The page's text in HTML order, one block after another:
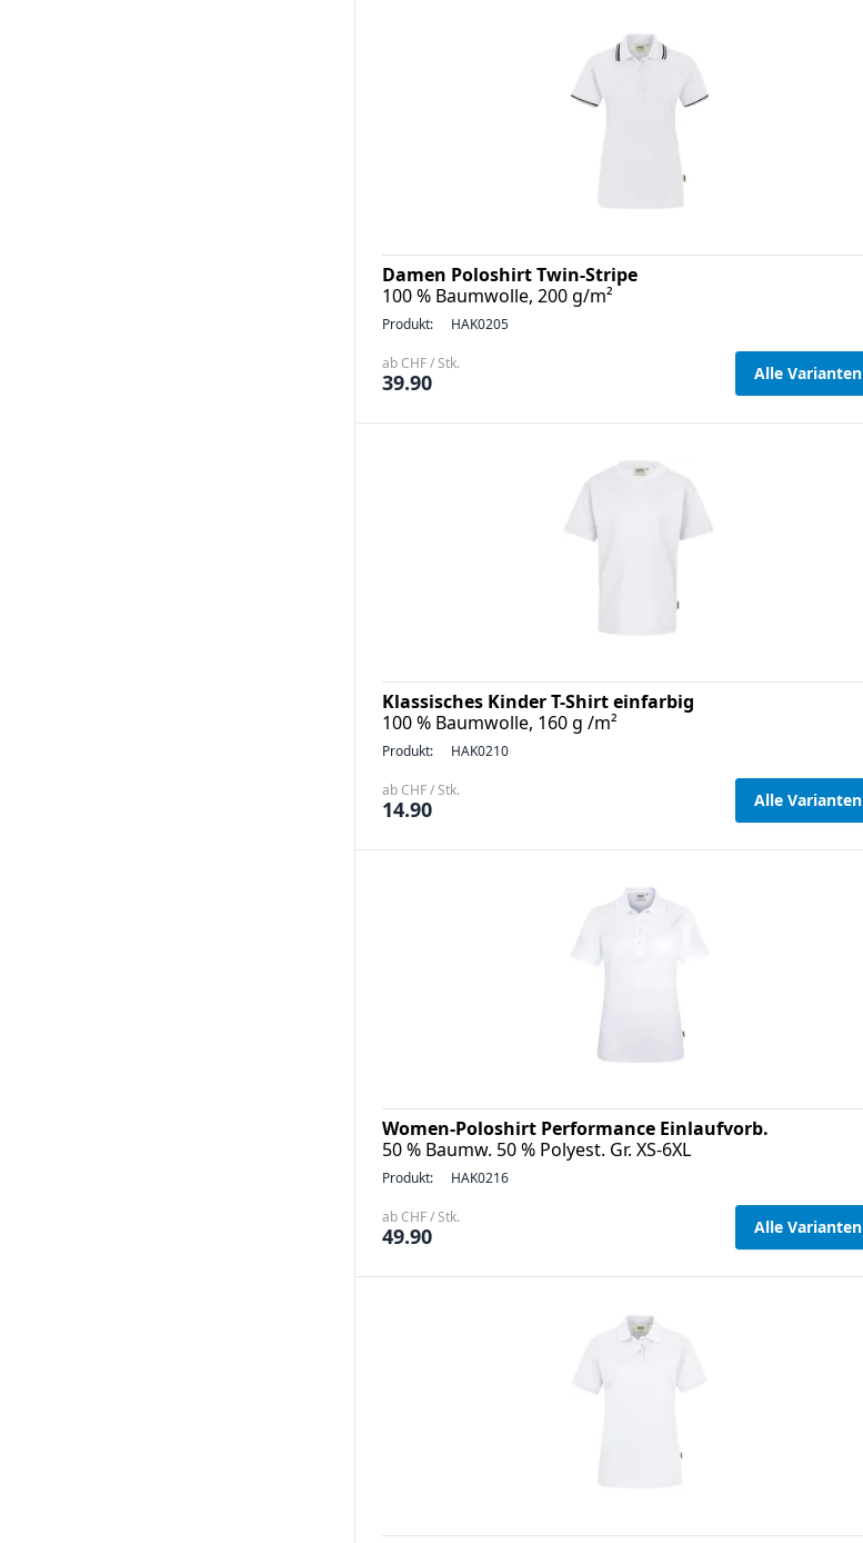
Damen Poloshirt Twin-Stripe
100 % Baumwolle, 200 g/m²
Produkt: HAK0205
ab CHF / Stk.
39.90 Alle Varianten
Klassisches Kinder T-Shirt einfarbig
100 % Baumwolle, 160 g /m²
Produkt: HAK0210
ab CHF / Stk.
14.90 Alle Varianten
Women-Poloshirt Performance Einlaufvorb.
50 % Baumw. 50 % Polyest. Gr. XS-6XL
Produkt: HAK0216
ab CHF / Stk.
49.90 Alle Varianten